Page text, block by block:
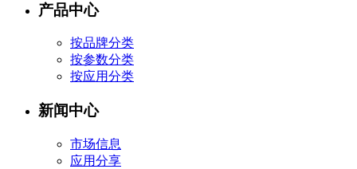
产品中心
按品牌分类
按参数分类
按应用分类
新闻中心
市场信息
应用分享